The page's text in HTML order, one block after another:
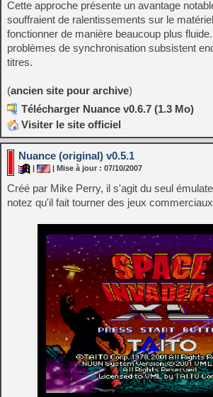
Cette approche présente un avantage
souffraient de ralentissements sur le
fonctionner de manière beaucoup plus
problèmes de synchronisation subsistent
titres.
(ancien site pour archive)
Télécharger Nuance v0.6.7 (1.3 Mo)
Visiter le site officiel
Nuance (original) v0.5.1
| | Mise à jour : 07/10/2007
Créé par Mike Perry, il s'agit du seul
notez qu'il fait tourner des jeux